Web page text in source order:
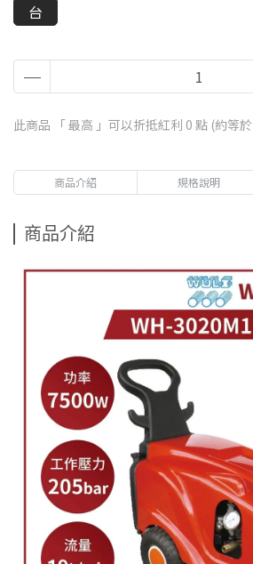
台
此商品 「 最高 」可以折抵紅利 0 點 (約等於
商品介紹 規格說明
商品介紹